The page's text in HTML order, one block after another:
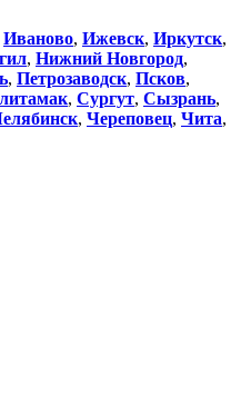
Иваново, Ижевск, Иркутск,
, Нижний Новгород,
, Петрозаводск, Псков,
, Сургут, Сызрань,
, Череповец, Чита,